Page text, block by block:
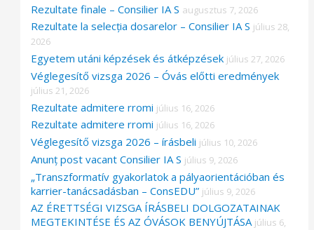
f
o
r
Rezultate finale – Consilier IA S augusztus 7, 2026
Rezultate la selecția dosarelor – Consilier IA S július 28,
2026
Egyetem utáni képzések és átképzések július 27, 2026
Véglegesítő vizsga 2026 – Óvás előtti eredmények
július 21, 2026
Rezultate admitere rromi július 16, 2026
Rezultate admitere rromi július 16, 2026
Véglegesítő vizsga 2026 – írásbeli július 10, 2026
Anunț post vacant Consilier IA S július 9, 2026
„Transzformatív gyakorlatok a pályaorientációban és
karrier-tanácsadásban – ConsEDU” július 9, 2026
AZ ÉRETTSÉGI VIZSGA ÍRÁSBELI DOLGOZATAINAK
MEGTEKINTÉSE ÉS AZ ÓVÁSOK BENYÚJTÁSA július 6,